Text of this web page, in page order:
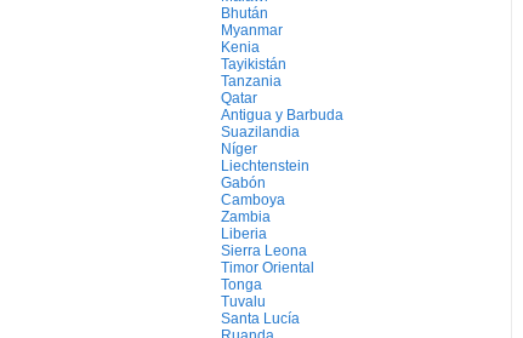
Bhután
Myanmar
Kenia
Tayikistán
Tanzania
Qatar
Antigua y Barbuda
Suazilandia
Níger
Liechtenstein
Gabón
Camboya
Zambia
Liberia
Sierra Leona
Timor Oriental
Tonga
Tuvalu
Santa Lucía